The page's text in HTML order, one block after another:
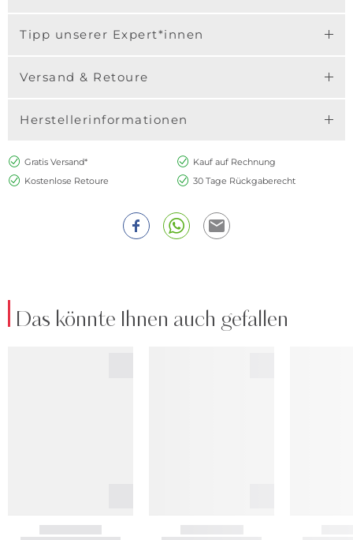
Tipp unserer Expert*innen
Versand & Retoure
Herstellerinformationen
Gratis Versand*
Kauf auf Rechnung
Kostenlose Retoure
30 Tage Rückgaberecht
Das könnte Ihnen auch gefallen